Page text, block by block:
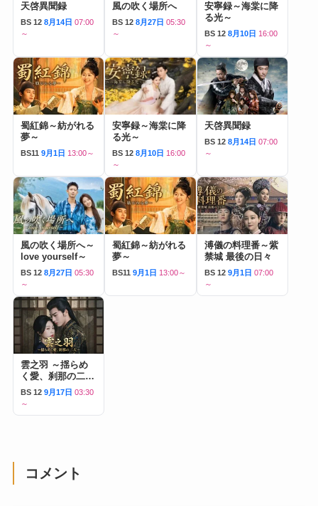
天啓異聞録
BS 12 8月14日 07:00
～
風の吹く場所へ
BS 12 8月27日 05:30
～
安寧録～海棠に降
る光～
BS 12 8月10日 16:00
～
蜀紅錦～紡がれる
夢～
BS11 9月1日 13:00～
安寧録～海棠に降
る光～
BS 12 8月10日 16:00
～
天啓異聞録
BS 12 8月14日 07:00
～
風の吹く場所へ～
love yourself～
BS 12 8月27日 05:30
～
蜀紅錦～紡がれる
夢～
BS11 9月1日 13:00～
溥儀の料理番～紫
禁城 最後の日々
BS 12 9月1日 07:00
～
雲之羽 ～揺らめ
く愛、刹那の二人
～
BS 12 9月17日 03:30
～
コメント